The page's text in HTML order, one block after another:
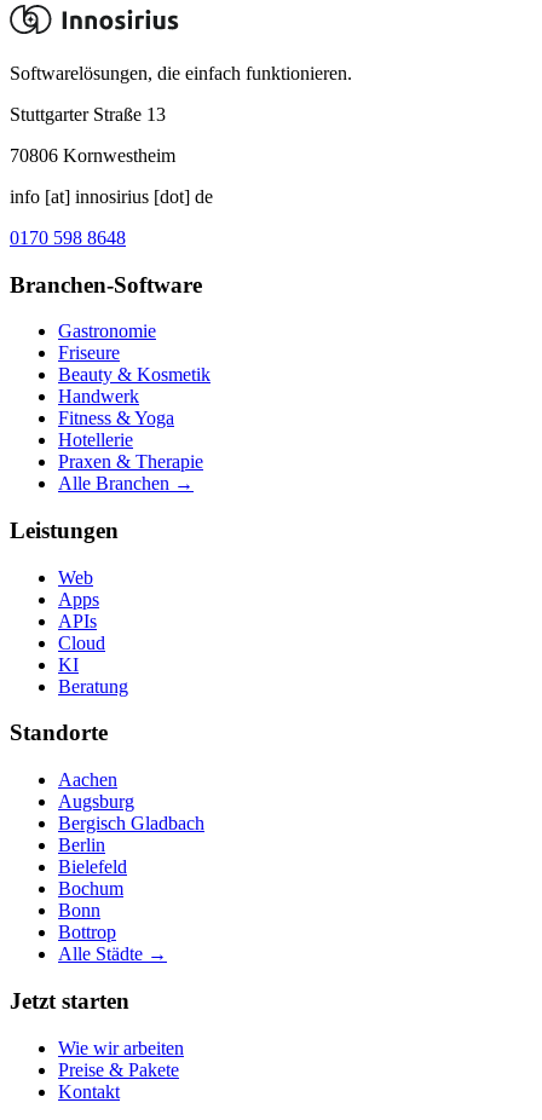
Softwarelösungen, die einfach funktionieren.
Stuttgarter Straße 13
70806 Kornwestheim
info [at] innosirius [dot] de
0170 598 8648
Branchen-Software
Gastronomie
Friseure
Beauty & Kosmetik
Handwerk
Fitness & Yoga
Hotellerie
Praxen & Therapie
Alle Branchen →
Leistungen
Web
Apps
APIs
Cloud
KI
Beratung
Standorte
Aachen
Augsburg
Bergisch Gladbach
Berlin
Bielefeld
Bochum
Bonn
Bottrop
Alle Städte →
Jetzt starten
Wie wir arbeiten
Preise & Pakete
Kontakt